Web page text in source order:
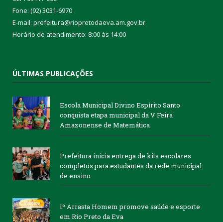
Fone: (92) 3031-6970
E-mail: prefeitura@riopretodaeva.am.gov.br
Horário de atendimento: 8:00 às 14:00
ÚLTIMAS PUBLICAÇÕES
Escola Municipal Divino Espírito Santo
conquista etapa municipal da V Feira
Amazonense de Matemática
Prefeitura inicia entrega de kits escolares
completos para estudantes da rede municipal
de ensino
1º Arrasta Homem promove saúde e esporte
em Rio Preto da Eva